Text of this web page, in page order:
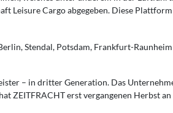
Leisure Cargo abgegeben. Diese
Stendal, Potsdam, Frankfurt-
– in dritter Generation. Das
ZEITFRACHT erst vergangenen Herbst